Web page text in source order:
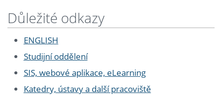
Důležité odkazy
ENGLISH
Studijní oddělení
SIS, webové aplikace, eLearning
Katedry, ústavy a další pracoviště